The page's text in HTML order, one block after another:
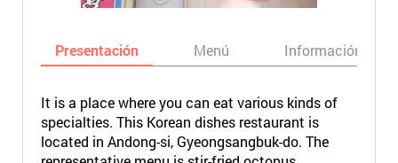
Presentación Menú Información
It is a place where you can eat various kinds of
specialties. This Korean dishes restaurant is
located in Andong-si, Gyeongsangbuk-do. The